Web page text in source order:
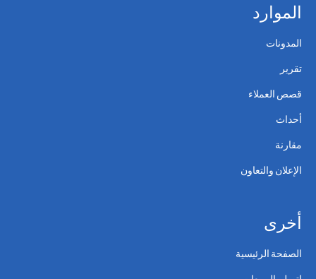
الموارد
المدونات
تقرير
قصص العملاء
أحداث
مقارنة
الإعلان والتعاون
أخرى
الصفحة الرئيسية